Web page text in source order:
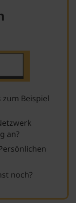
Beispiel
an?
noch?